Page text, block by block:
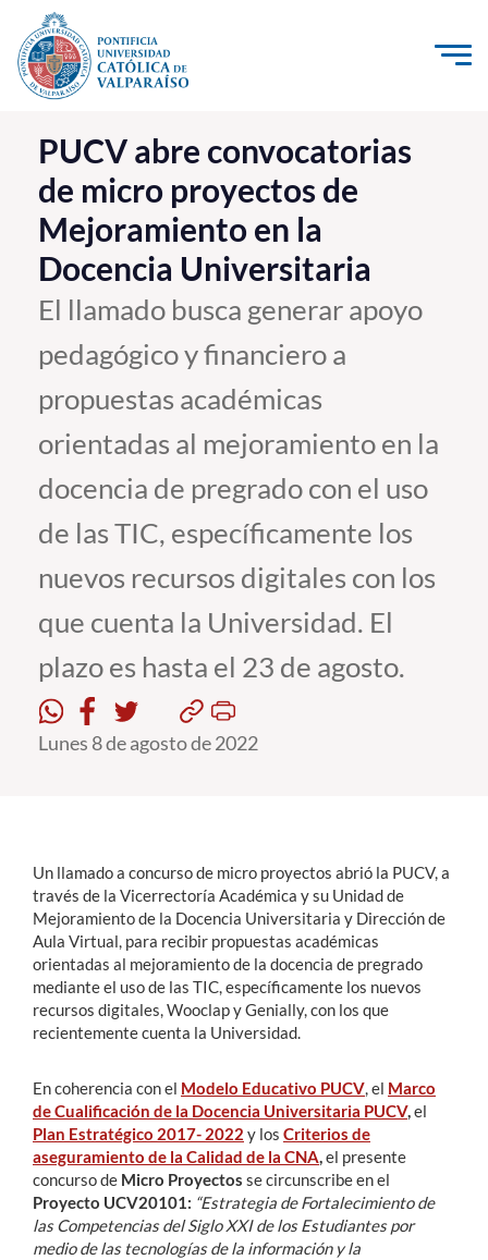
Click acá para ir directamente al contenido
La Universidad
Investigación, Creación e Innovación
PUCV Internacional
Vinculación con el Medio
Admisión
Postgrado
Formación Continua
Estudiantes
Académicos
Funcionarios
Alumni
PUCV abre convocatorias
de micro proyectos de
Mejoramiento en la
Docencia Universitaria
El llamado busca generar apoyo
pedagógico y financiero a
propuestas académicas
orientadas al mejoramiento en la
docencia de pregrado con el uso
de las TIC, específicamente los
nuevos recursos digitales con los
que cuenta la Universidad. El
plazo es hasta el 23 de agosto.
Lunes 8 de agosto de 2022
Un llamado a concurso de micro proyectos abrió la PUCV, a
través de la Vicerrectoría Académica y su Unidad de
Mejoramiento de la Docencia Universitaria y Dirección de
Aula Virtual, para recibir propuestas académicas
orientadas al mejoramiento de la docencia de pregrado
mediante el uso de las TIC, específicamente los nuevos
recursos digitales, Wooclap y Genially, con los que
recientemente cuenta la Universidad.
En coherencia con el Modelo Educativo PUCV, el Marco
de Cualificación de la Docencia Universitaria PUCV,el
Plan Estratégico 2017- 2022 y los Criterios de
aseguramiento de la Calidad de la CNA,el presente
concurso de Micro Proyectos se circunscribe en el
Proyecto UCV20101: “Estrategia de Fortalecimiento de
las Competencias del Siglo XXI de los Estudiantes por
medio de las tecnologías de la información y la